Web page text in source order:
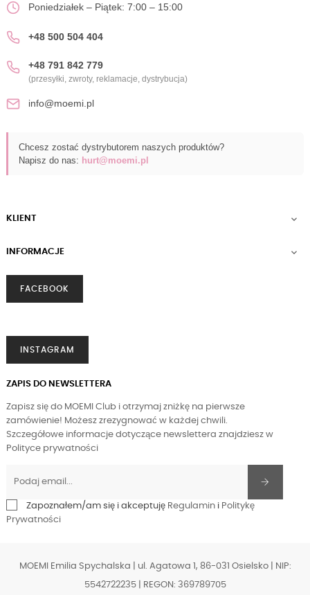
Poniedziałek – Piątek: 7:00 – 15:00
+48 500 504 404
+48 791 842 779
(przesyłki, zwroty, reklamacje, dystrybucja)
info@moemi.pl
Chcesz zostać dystrybutorem naszych produktów?
Napisz do nas: hurt@moemi.pl
KLIENT 
INFORMACJE 
FACEBOOK
INSTAGRAM
ZAPIS DO NEWSLETTERA
Zapisz się do MOEMI Club i otrzymaj zniżkę na pierwsze
zamówienie! Możesz zrezygnować w każdej chwili.
Szczegółowe informacje dotyczące newslettera znajdziesz w
Polityce prywatności
Zapoznałem/am się i akceptuję Regulamin i Politykę
Prywatności
MOEMI Emilia Spychalska | ul. Agatowa 1, 86-031 Osielsko | NIP:
5542722235 | REGON: 369789705